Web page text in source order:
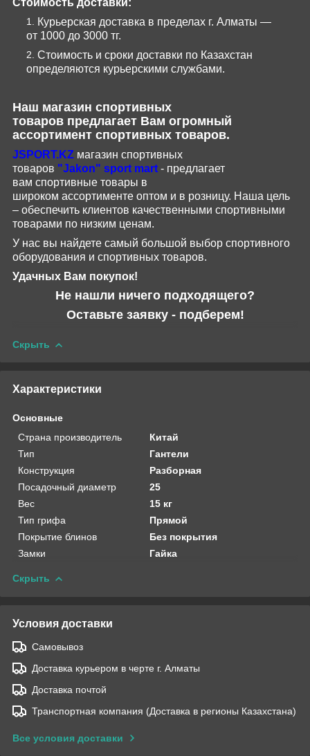
Стоимость доставки:
Курьерская доставка в пределах г. Алматы —
от 1000 до 3000 тг.
Стоимость и сроки доставки по Казахстан
определяются курьерскими службами.
Наш магазин спортивных
товаров предлагает Вам огромный
ассортимент спортивных товаров.
JSPORT.KZ магазин спортивных
товаров "Jakon" sport mart - предлагает
вам спортивные товары в
широком ассортименте оптом и в розницу. Наша цель
– обеспечить клиентов качественными спортивными
товарами по низким ценам.
У нас вы найдете самый большой выбор спортивного
оборудования и спортивных товаров.
Удачных Вам покупок!
Не нашли ничего подходящего?
Оставьте заявку - подберем!
Скрыть
Характеристики
Основные
Страна производитель
Китай
Тип
Гантели
Конструкция
Разборная
Посадочный диаметр
25
Вес
15 кг
Тип грифа
Прямой
Покрытие блинов
Без покрытия
Замки
Гайка
Скрыть
Условия доставки
Самовывоз
Доставка курьером в черте г. Алматы
Доставка почтой
Транспортная компания (Доставка в регионы Казахстана)
Все условия доставки